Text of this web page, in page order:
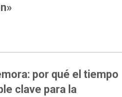
por qué el tiempo
clave para la